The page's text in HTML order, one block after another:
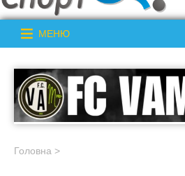
МЕНЮ
Головна >